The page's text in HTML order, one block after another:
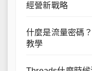
經營新戰略
什麼是流量密碼
教學